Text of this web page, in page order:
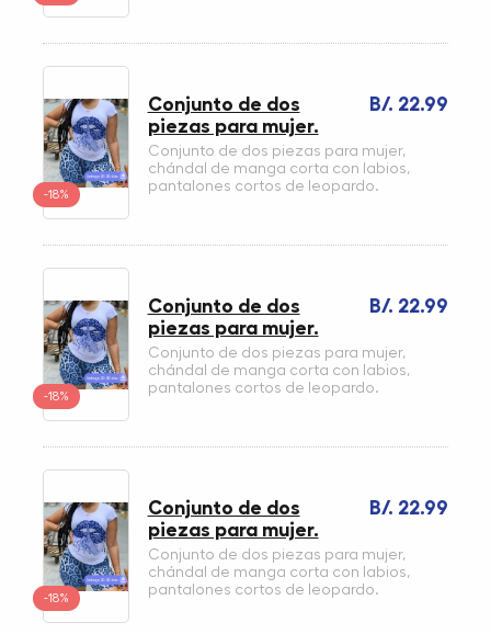
-18%
B/. 22.99
Conjunto de dos
piezas para mujer.
Conjunto de dos piezas para mujer,
chándal de manga corta con labios,
pantalones cortos de leopardo.
-18%
B/. 22.99
Conjunto de dos
piezas para mujer.
Conjunto de dos piezas para mujer,
chándal de manga corta con labios,
pantalones cortos de leopardo.
-18%
B/. 22.99
Conjunto de dos
piezas para mujer.
Conjunto de dos piezas para mujer,
chándal de manga corta con labios,
pantalones cortos de leopardo.